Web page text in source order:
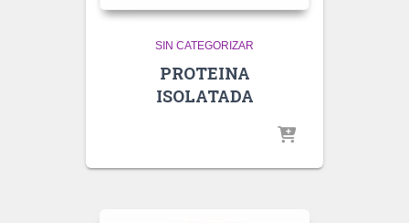
SIN CATEGORIZAR
PROTEINA
ISOLATADA